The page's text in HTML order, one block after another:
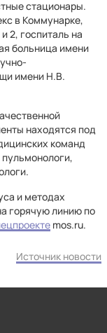
стационары.
в Коммунарке,
2, госпиталь на
больница имени
имени Н.В.
находятся под
команд
и методах
горячую линию по
mos.ru.
Источник новости